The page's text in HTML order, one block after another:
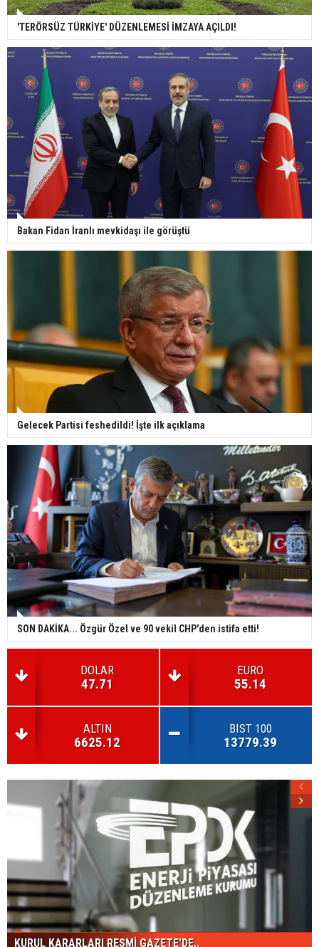
'TERÖRSÜZ TÜRKİYE' DÜZENLEMESİ İMZAYA AÇILDI!
Bakan Fidan İranlı mevkidaşı ile görüştü
Gelecek Partisi feshedildi! İşte ilk açıklama
SON DAKİKA... Özgür Özel ve 90 vekil CHP'den istifa etti!
DOLAR
47.71
EURO
55.14
ALTIN
6625.12
BIST 100
13779.39
KURUL KARARLARI RESMİ GAZETE'DE..